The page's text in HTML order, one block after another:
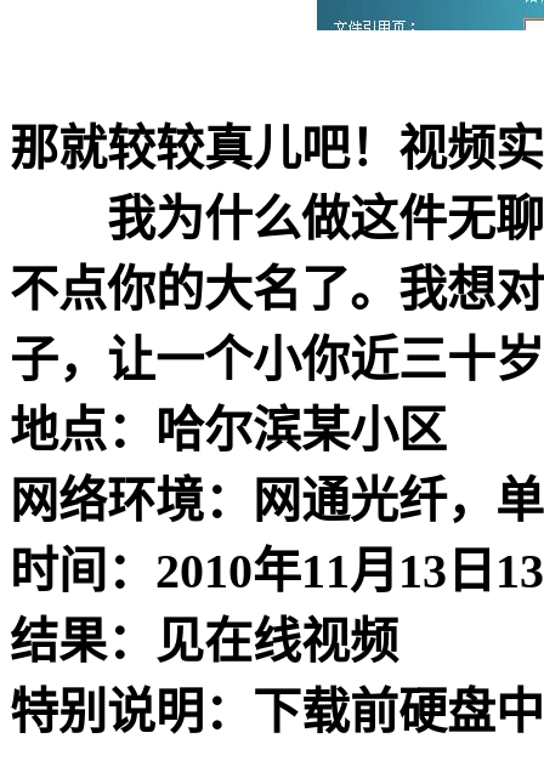
那就较较真儿吧！视频
我为什么做这件无聊
不点你的大名了。我想
子，让一个小你近三十
地点：哈尔滨某小区
网络环境：网通光纤，
时间：2010年11月13日
结果：见在线视频
特别说明：下载前硬盘